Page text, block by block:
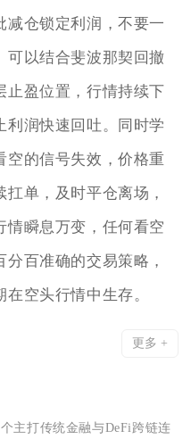
减仓锁定利润，不要一
可以结合斐波那契回撤
止盈位置，行情持续下
利润快速回吐。同时学
空的信号失效，价格重
单，及时平仓离场，
情瞬息万变，任何看空
百准确的交易策略，
空头行情中生存。
更多 +
主打传统金融与DeFi跨链连